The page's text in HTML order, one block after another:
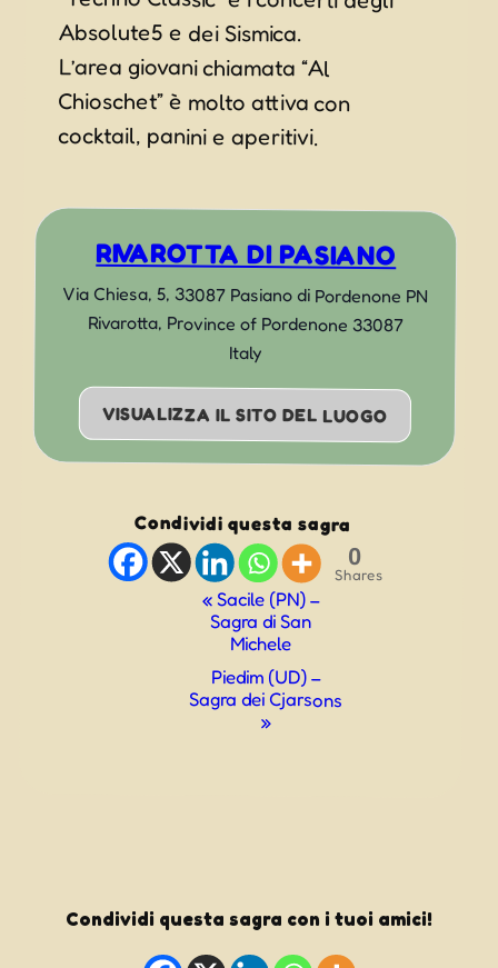
Absolute5 e dei Sismica.
L’area giovani chiamata “Al
Chioschet” è molto attiva con
cocktail, panini e aperitivi.
RIVAROTTA DI PASIANO
Via Chiesa, 5, 33087 Pasiano di Pordenone PN
Rivarotta, Province of Pordenone 33087
Italy
VISUALIZZA IL SITO DEL LUOGO
Condividi questa sagra
0
Shares
«Sacile (PN) –
Sagra di San
Michele
Piedim (UD) –
Sagra dei Cjarsons
»
Condividi questa sagra con i tuoi amici!